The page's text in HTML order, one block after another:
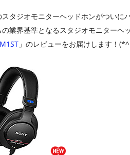
タジオモニターヘッドホンがついに
の業界基準となるスタジオモニターヘ
」のレビューをお届けします！